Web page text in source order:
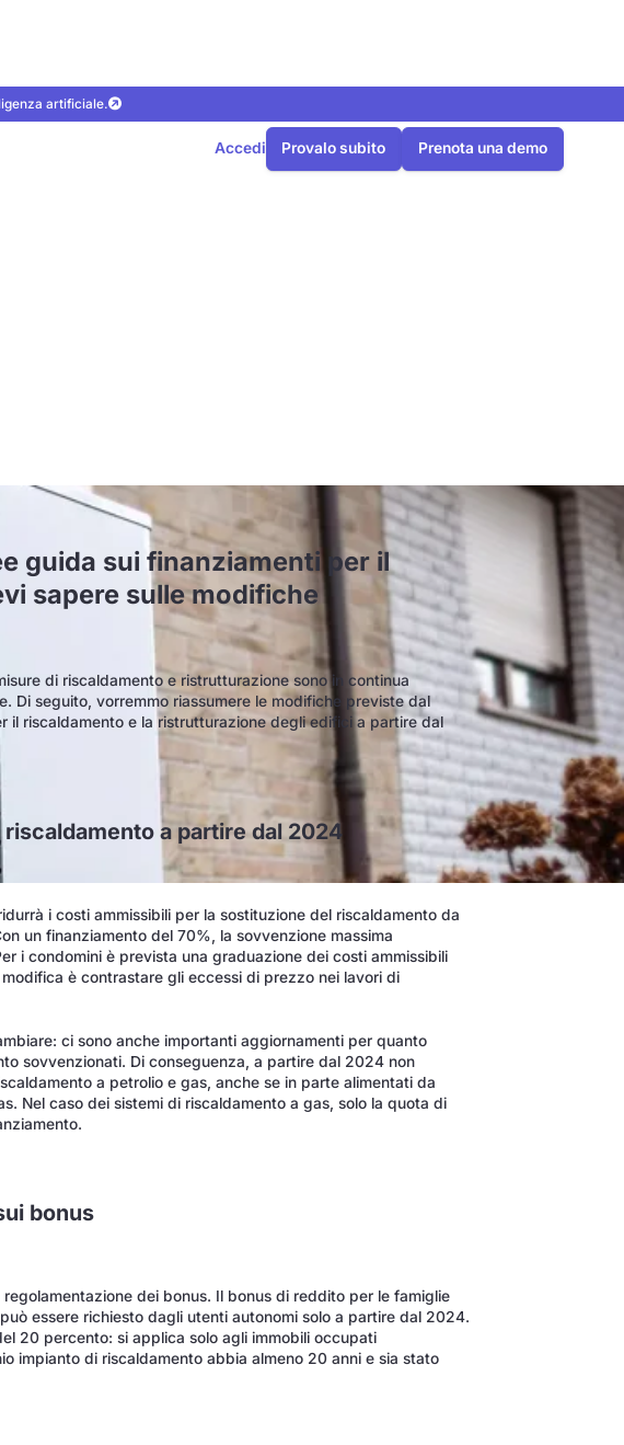
artificiale.
Accedi Provalo subito Prenota una demo
guida sui finanziamenti per il
sapere sulle modifiche
di riscaldamento e ristrutturazione sono in continua
Di seguito, vorremmo riassumere le modifiche previste dal
il riscaldamento e la ristrutturazione degli edifici a partire dal
a partire dal 2024
i costi ammissibili per la sostituzione del riscaldamento da
un finanziamento del 70%, la sovvenzione massima
i condomini è prevista una graduazione dei costi ammissibili
è contrastare gli eccessi di prezzo nei lavori di
ci sono anche importanti aggiornamenti per quanto
sovvenzionati. Di conseguenza, a partire dal 2024 non
a petrolio e gas, anche se in parte alimentati da
Nel caso dei sistemi di riscaldamento a gas, solo la quota di
bonus
dei bonus. Il bonus di reddito per le famiglie
essere richiesto dagli utenti autonomi solo a partire dal 2024.
20 percento: si applica solo agli immobili occupati
impianto di riscaldamento abbia almeno 20 anni e sia stato